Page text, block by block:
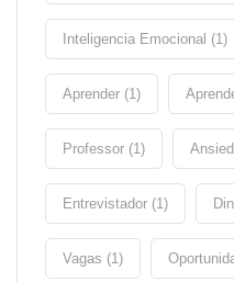
Inteligencia Emocional (1)
Aprender (1)
Professor (1)
Entrevistador (1)
Vagas (1)